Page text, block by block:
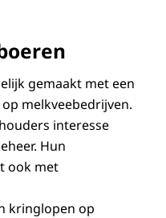
gemaakt met een
melkveebedrijven.
interesse
Hun
ook met
kringlopen op